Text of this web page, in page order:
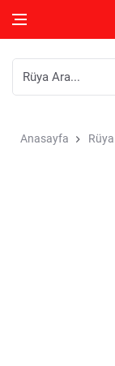
Anasayfa